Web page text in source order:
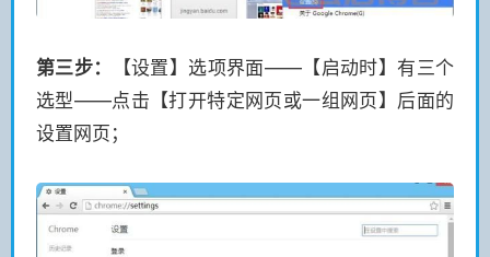
第三步：
【设置】选项界面——【启动时】有三个
选型——点击【打开特定网页或一组网页】后面的
设置网页 ；